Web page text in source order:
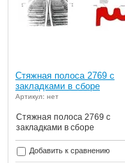
Стяжная полоса 2769 с
закладками в сборе
Артикул: нет
Стяжная полоса 2769 с
закладками в сборе
Добавить к сравнению